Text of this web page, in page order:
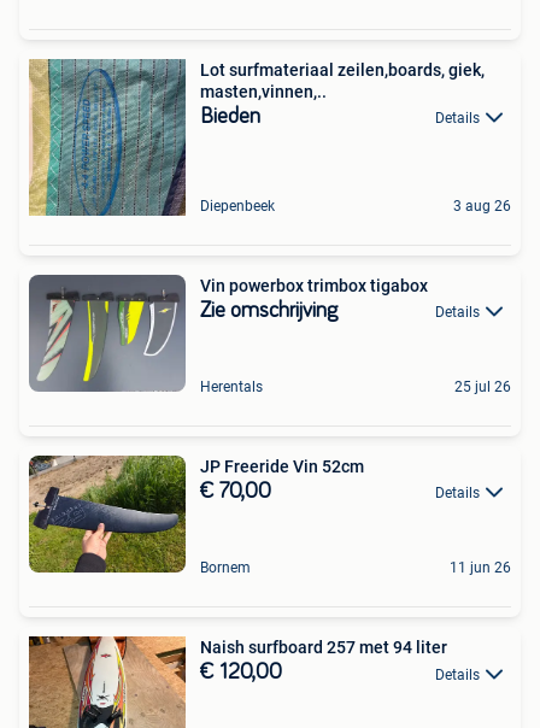
Lot surfmateriaal zeilen,boards, giek,
masten,vinnen,..
Bieden Details
Diepenbeek 3 aug 26
Vin powerbox trimbox tigabox
Zie omschrijving Details
Herentals 25 jul 26
JP Freeride Vin 52cm
€ 70,00 Details
Bornem 11 jun 26
Naish surfboard 257 met 94 liter
€ 120,00 Details